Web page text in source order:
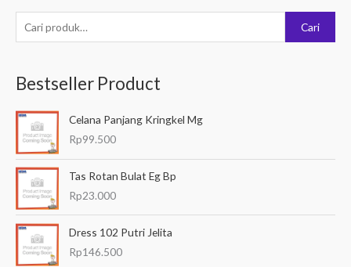
e
c
a
u
n
Cari
Bestseller Product
Celana Panjang Kringkel Mg
Rp99.500
Tas Rotan Bulat Eg Bp
Rp23.000
Dress 102 Putri Jelita
Rp146.500